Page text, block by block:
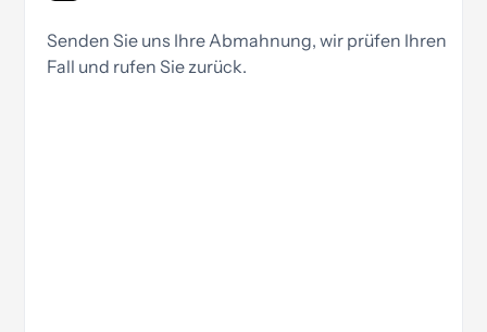
Senden Sie uns Ihre Abmahnung, wir prüfen Ihren
Fall und rufen Sie zurück.